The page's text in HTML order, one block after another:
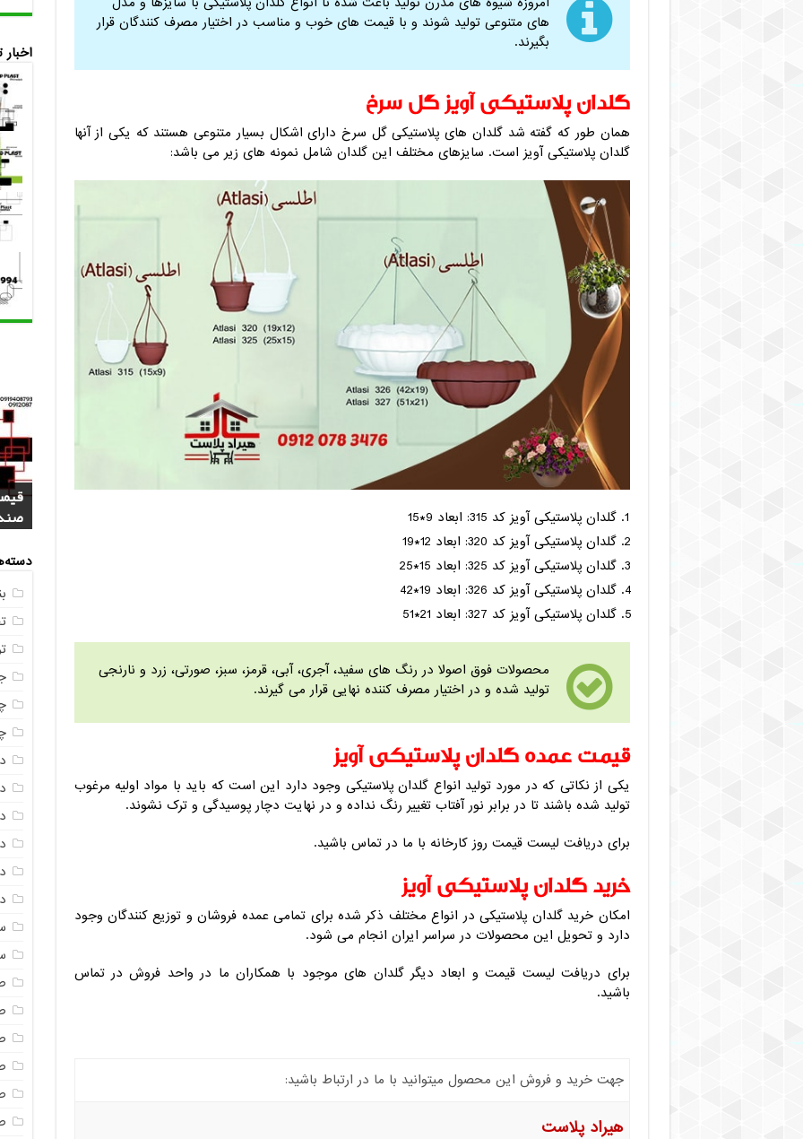
های متنوعی تولید شوند و با قیمت های خوب و مناسب در اختیار مصرف کنندگان قرار
بگیرند.
گلدان پلاستیکی آویز گل سرخ
همان طور که گفته شد گلدان های پلاستیکی گل سرخ دارای اشکال بسیار متنوعی هستند که یکی از آنها
گلدان پلاستیکی آویز است. سایزهای مختلف این گلدان شامل نمونه های زیر می باشد:
گلدان پلاستیکی آویز کد 315: ابعاد 9*15
گلدان پلاستیکی آویز کد 320: ابعاد 12*19
گلدان پلاستیکی آویز کد 325: ابعاد 15*25
گلدان پلاستیکی آویز کد 326: ابعاد 19*42
گلدان پلاستیکی آویز کد 327: ابعاد 21*51
محصولات فوق اصولا در رنگ های سفید، آجری، آبی، قرمز، سبز، صورتی، زرد و نارنجی
تولید شده و در اختیار مصرف کننده نهایی قرار می گیرند.
قیمت عمده گلدان پلاستیکی آویز
یکی از نکاتی که در مورد تولید انواع گلدان پلاستیکی وجود دارد این است که باید با مواد اولیه مرغوب
تولید شده باشند تا در برابر نور آفتاب تغییر رنگ نداده و در نهایت دچار پوسیدگی و ترک نشوند.
برای دریافت لیست قیمت روز کارخانه با ما در تماس باشید.
خرید گلدان پلاستیکی آویز
امکان خرید گلدان پلاستیکی در انواع مختلف ذکر شده برای تمامی عمده فروشان و توزیع کنندگان وجود
دارد و تحویل این محصولات در سراسر ایران انجام می شود.
برای دریافت لیست قیمت و ابعاد دیگر گلدان های موجود با همکاران ما در واحد فروش در تماس
باشید.
جهت خرید و فروش این محصول میتوانید با ما در ارتباط باشید:
هیراد پلاست
+